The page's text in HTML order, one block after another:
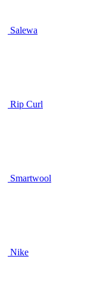
Salewa
Rip Curl
Smartwool
Nike